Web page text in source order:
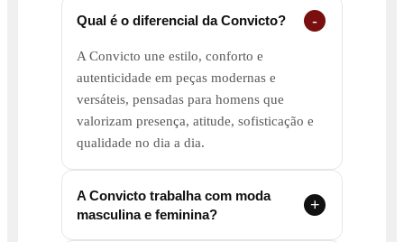
Qual é o diferencial da Convicto?
A Convicto une estilo, conforto e
autenticidade em peças modernas e
versáteis, pensadas para homens que
valorizam presença, atitude, sofisticação e
qualidade no dia a dia.
A Convicto trabalha com moda
masculina e feminina?